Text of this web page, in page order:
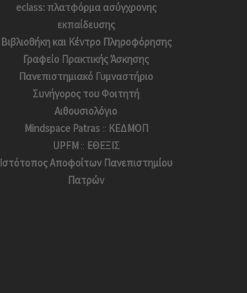
eclass: πλατφόρμα ασύγχρονης
εκπαίδευσης
Βιβλιοθήκη και Κέντρο Πληροφόρησης
Γραφείο Πρακτικής Άσκησης
Πανεπιστημιακό Γυμναστήριο
Συνήγορος του Φοιτητή
Αιθουσιολόγιο
Mindspace Patras:: ΚΕΔΜΟΠ
UPFM :: ΕΘΕΞΙΣ
Ιστότοπος Αποφoίτων Πανεπιστημίου
Πατρών